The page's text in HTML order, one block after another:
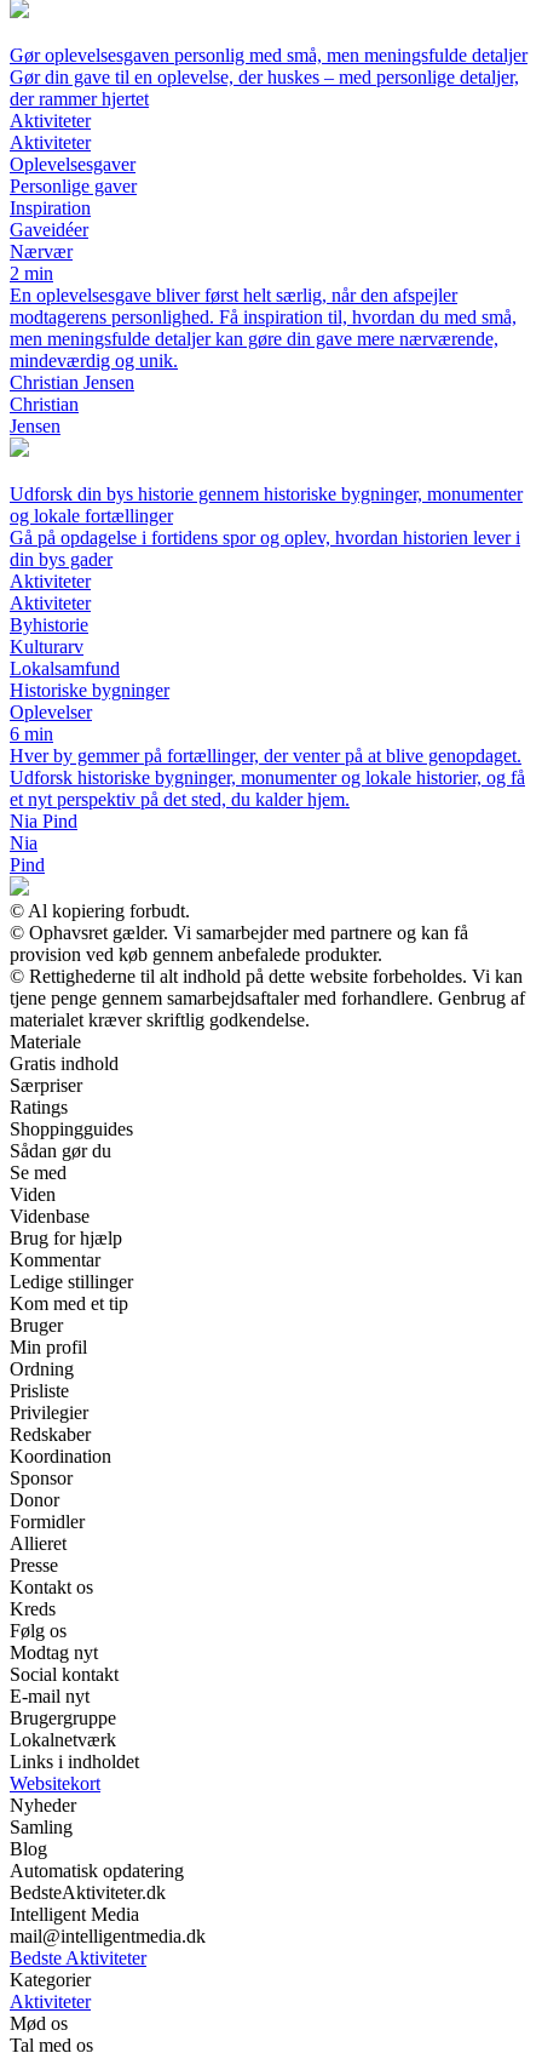
Gør oplevelsesgaven personlig med små, men meningsfulde detaljer
Gør din gave til en oplevelse, der huskes – med personlige detaljer,
der rammer hjertet
Aktiviteter
Aktiviteter
Oplevelsesgaver
Personlige gaver
Inspiration
Gaveidéer
Nærvær
2 min
En oplevelsesgave bliver først helt særlig, når den afspejler
modtagerens personlighed. Få inspiration til, hvordan du med små,
men meningsfulde detaljer kan gøre din gave mere nærværende,
mindeværdig og unik.
Christian Jensen
Christian
Jensen
Udforsk din bys historie gennem historiske bygninger, monumenter
og lokale fortællinger
Gå på opdagelse i fortidens spor og oplev, hvordan historien lever i
din bys gader
Aktiviteter
Aktiviteter
Byhistorie
Kulturarv
Lokalsamfund
Historiske bygninger
Oplevelser
6 min
Hver by gemmer på fortællinger, der venter på at blive genopdaget.
Udforsk historiske bygninger, monumenter og lokale historier, og få
et nyt perspektiv på det sted, du kalder hjem.
Nia Pind
Nia
Pind
© Al kopiering forbudt.
© Ophavsret gælder. Vi samarbejder med partnere og kan få
provision ved køb gennem anbefalede produkter.
© Rettighederne til alt indhold på dette website forbeholdes. Vi kan
tjene penge gennem samarbejdsaftaler med forhandlere. Genbrug af
materialet kræver skriftlig godkendelse.
Materiale
Gratis indhold
Særpriser
Ratings
Shoppingguides
Sådan gør du
Se med
Viden
Videnbase
Brug for hjælp
Kommentar
Ledige stillinger
Kom med et tip
Bruger
Min profil
Ordning
Prisliste
Privilegier
Redskaber
Koordination
Sponsor
Donor
Formidler
Allieret
Presse
Kontakt os
Kreds
Følg os
Modtag nyt
Social kontakt
E-mail nyt
Brugergruppe
Lokalnetværk
Links i indholdet
Websitekort
Nyheder
Samling
Blog
Automatisk opdatering
BedsteAktiviteter.dk
Intelligent Media
mail@intelligentmedia.dk
Bedste Aktiviteter
Kategorier
Aktiviteter
Mød os
Tal med os